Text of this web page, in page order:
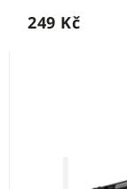
249 Kč